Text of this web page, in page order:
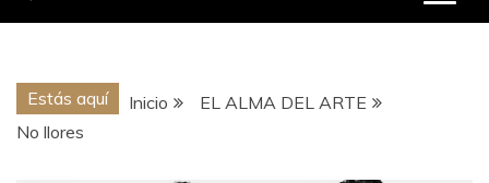
Estás aquí Inicio
EL ALMA DEL ARTE
No llores